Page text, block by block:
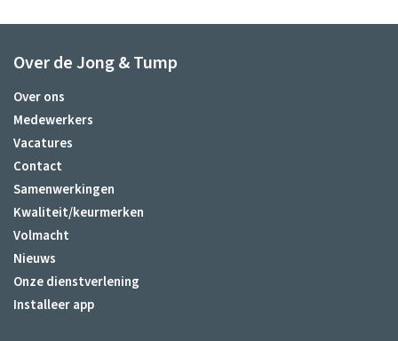
Over de Jong & Tump
Over ons
Medewerkers
Vacatures
Contact
Samenwerkingen
Kwaliteit/keurmerken
Volmacht
Nieuws
Onze dienstverlening
Installeer app